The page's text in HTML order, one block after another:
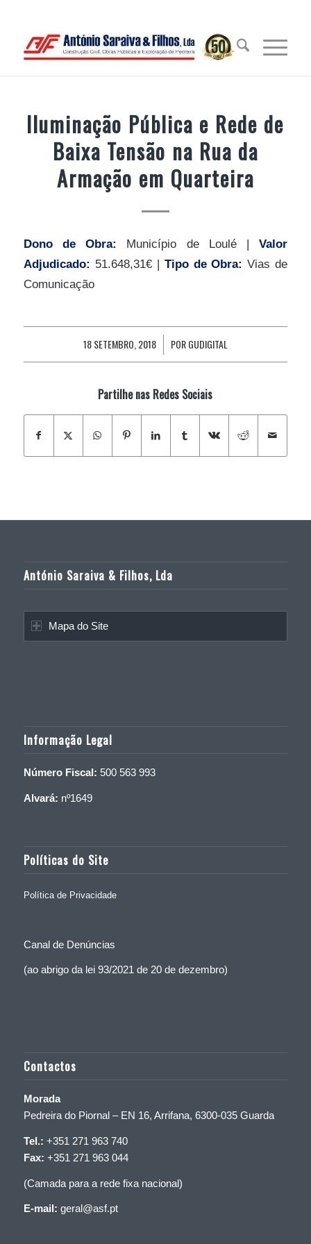
Iluminação Pública e Rede de
Baixa Tensão na Rua da
Armação em Quarteira
Dono de Obra: Município de Loulé |Valor
Adjudicado: 51.648,31€ | Tipo de Obra:Vias de
Comunicação
18 SETEMBRO, 2018
/ PORGUDIGITAL
Partilhe nas Redes Sociais
António Saraiva & Filhos, Lda
Mapa do Site
Informação Legal
Número Fiscal: 500 563 993
Alvará: nº1649
Políticas do Site
Política de Privacidade
Canal de Denúncias
(ao abrigo da lei 93/2021 de 20 de dezembro)
Contactos
Morada
Pedreira do Piornal – EN 16, Arrifana, 6300-035 Guarda
Tel.: +351 271 963 740
Fax: +351 271 963 044
(Camada para a rede fixa nacional)
E-mail: geral@asf.pt